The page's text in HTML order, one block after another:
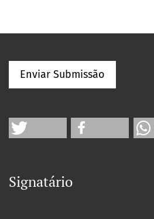
Enviar Submissão
Signatário